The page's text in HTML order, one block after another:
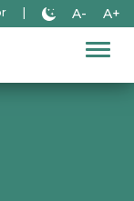
A- A+